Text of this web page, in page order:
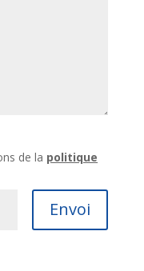
de la politique
Envoi